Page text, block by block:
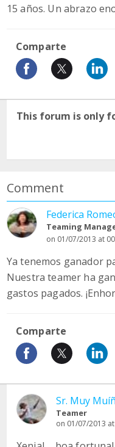
15 años. Un abrazo
Comparte
This forum is only
Comment
Federica
Teaming
on 01/07/2013 at
Ya tenemos ganador
Nuestra teamer ha
gastos pagados.
Comparte
Sr. Muy
Teamer
on 01/07/2013